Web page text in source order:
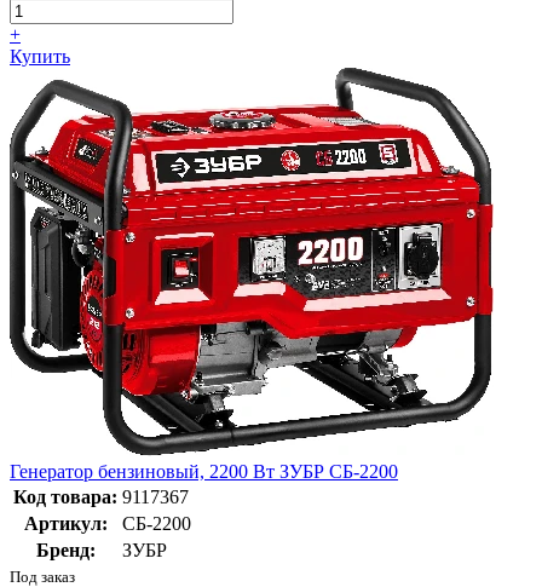
+
Купить
Генератор бензиновый, 2200 Вт ЗУБР СБ-2200
Код товара: 9117367
Артикул:
СБ-2200
Бренд:
ЗУБР
Под заказ